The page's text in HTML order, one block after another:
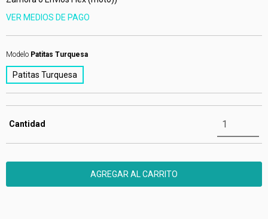
VER MEDIOS DE PAGO
Modelo Patitas Turquesa
Patitas Turquesa
Cantidad